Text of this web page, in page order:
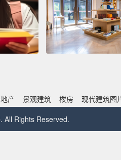
产 景观建筑 楼房
现代建筑图
All Rights Reserved.